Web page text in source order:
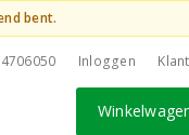
bent.
Inloggen